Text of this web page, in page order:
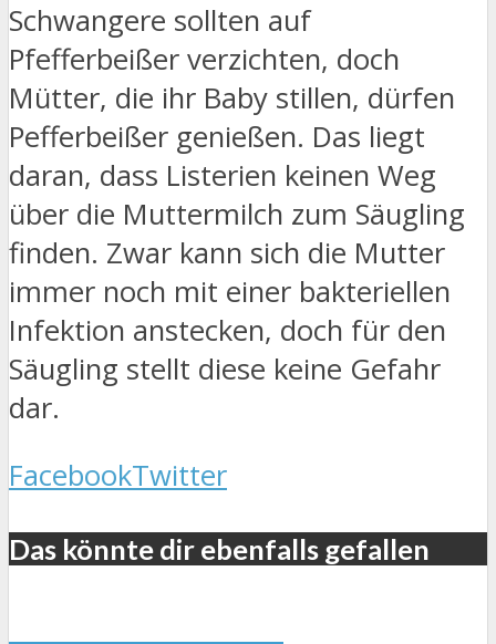
Schwangere sollten auf
Pfefferbeißer verzichten, doch
Mütter, die ihr Baby stillen, dürfen
Pefferbeißer genießen. Das liegt
daran, dass Listerien keinen Weg
über die Muttermilch zum Säugling
finden. Zwar kann sich die Mutter
immer noch mit einer bakteriellen
Infektion anstecken, doch für den
Säugling stellt diese keine Gefahr
dar.
FacebookTwitter
Das könnte dir ebenfalls gefallen